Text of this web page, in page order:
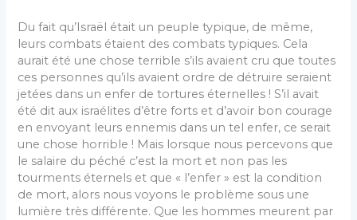
Du fait qu’Israël était un peuple typique, de même,
leurs combats étaient des combats typiques. Cela
aurait été une chose terrible s’ils avaient cru que toutes
ces personnes qu’ils avaient ordre de détruire seraient
jetées dans un enfer de tortures éternelles ! S’il avait
été dit aux israélites d’être forts et d’avoir bon courage
en envoyant leurs ennemis dans un tel enfer, ce serait
une chose horrible ! Mais lorsque nous percevons que
le salaire du péché c’est la mort et non pas les
tourments éternels et que « l’enfer » est la condition
de mort, alors nous voyons le problème sous une
lumière très différente. Que les hommes meurent par